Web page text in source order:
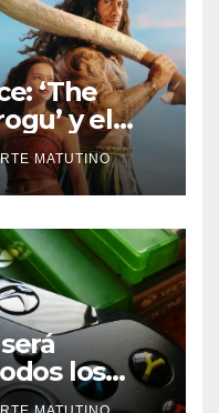
‘The
y el
son un
MATUTINO
los
Xbox